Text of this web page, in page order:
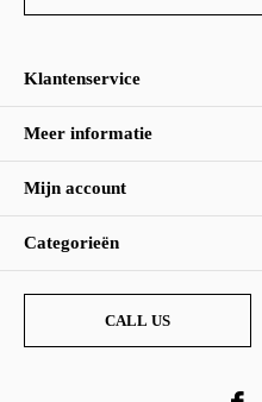
Klantenservice
Meer informatie
Mijn account
Categorieën
CALL US